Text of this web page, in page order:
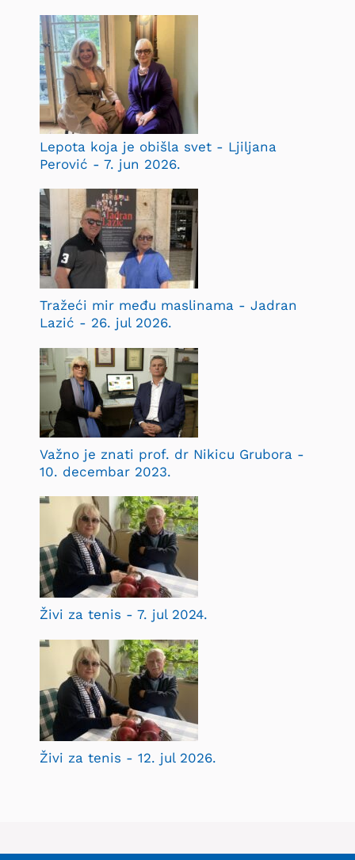
Lepota koja je obišla svet - Ljiljana
Perović - 7. jun 2026.
Tražeći mir među maslinama - Jadran
Lazić - 26. jul 2026.
Važno je znati prof. dr Nikicu Grubora -
10. decembar 2023.
Živi za tenis - 7. jul 2024.
Živi za tenis - 12. jul 2026.